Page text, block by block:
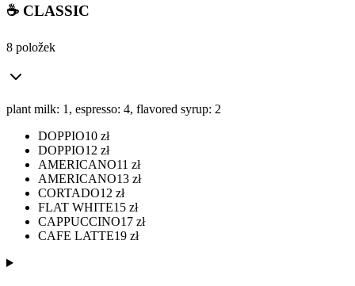
☕ CLASSIC
8 položek
plant milk: 1, espresso: 4, flavored syrup: 2
DOPPIO10 zł
DOPPIO12 zł
AMERICANO11 zł
AMERICANO13 zł
CORTADO12 zł
FLAT WHITE15 zł
CAPPUCCINO17 zł
CAFE LATTE19 zł